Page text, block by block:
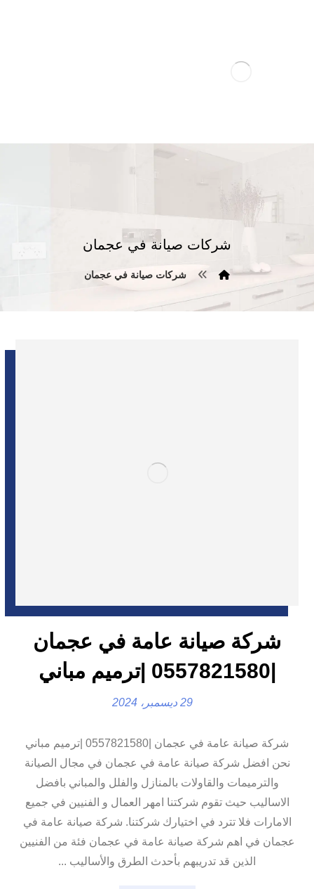
شركات صيانة في عجمان
شركات صيانة في عجمان
شركة صيانة عامة في عجمان
|0557821580 |ترميم مباني
29 ديسمبر، 2024
شركة صيانة عامة في عجمان |0557821580 |ترميم مباني
نحن افضل شركة صيانة عامة في عجمان في مجال الصيانة
والترميمات والقاولات بالمنازل والفلل والمباني بافضل
الاساليب حيث تقوم شركتنا امهر العمال و الفنيين في جميع
الامارات فلا تترد في اختيارك شركتنا. شركة صيانة عامة في
عجمان في اهم شركة صيانة عامة في عجمان فئة من الفنيين
الذين قد تدريبهم بأحدث الطرق والأساليب ...